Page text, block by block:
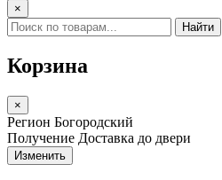
×
Найти
Корзина
×
Регион Богородский
Получение Доставка до двери
Изменить